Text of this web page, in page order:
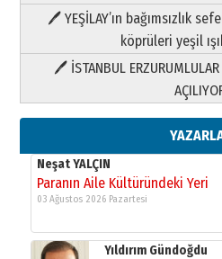
🖊 YEŞİLAY’ın bağımsızlık
köprüleri yeşil
🖊 İSTANBUL ERZURUMLULAR
HAVVA’NIN ÜÇ KIZI
09 Temmuz 2026 Perşembe
Yusuf POLAT
Şampiyonluk
11 Mayıs 2026 Pazartesi
Neşat YALÇIN
Paranın Aile Kültüründeki Yeri
03 Ağustos 2026 Pazartesi
Yıldırım Gündoğdu